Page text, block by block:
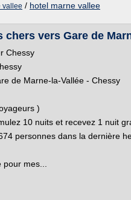
vallee / hotel marne vallee
chers vers Gare de
Chessy
de Marne-la-Vallée - Chessy
)
10 nuits et recevez 1 nuit
personnes dans la dernière
mes...